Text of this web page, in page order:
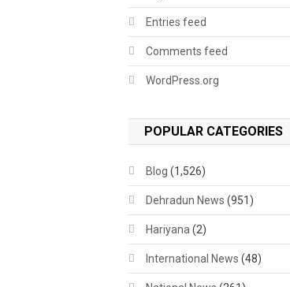
Entries feed
Comments feed
WordPress.org
POPULAR CATEGORIES
Blog (1,526)
Dehradun News (951)
Hariyana (2)
International News (48)